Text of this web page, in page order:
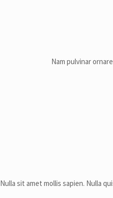
Nam pulvinar
Nulla sit amet mollis sapien. Nulla